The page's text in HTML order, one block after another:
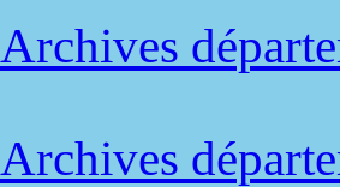
Archives
Archives